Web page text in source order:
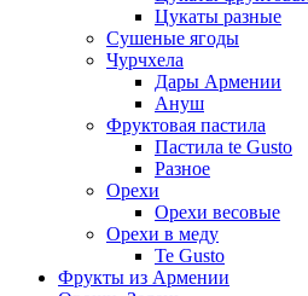
Цукаты разные
Сушеные ягоды
Чурчхела
Дары Армении
Ануш
Фруктовая пастила
Пастила te Gusto
Разное
Орехи
Орехи весовые
Орехи в меду
Te Gusto
Фрукты из Армении